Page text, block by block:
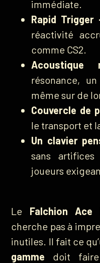
immédiate.
Rapid
réactivité
comme CS2.
Acoustique
résonance,
même sur de
Couvercle de
le transport et
Un clavier
sans
joueurs
Le Falchion Ace
cherche pas à
inutiles. Il fait ce
gamme doit